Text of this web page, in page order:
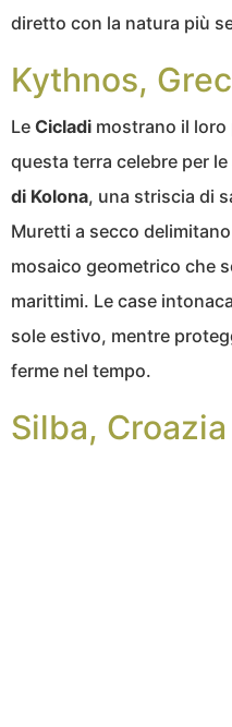
diretto con la natura più
Kythnos,
Le Cicladi mostrano il
questa terra celebre per le
di Kolona, una striscia di
Muretti a secco
mosaico geometrico che
marittimi. Le case
sole estivo, mentre
ferme nel tempo.
Silba, Croazia